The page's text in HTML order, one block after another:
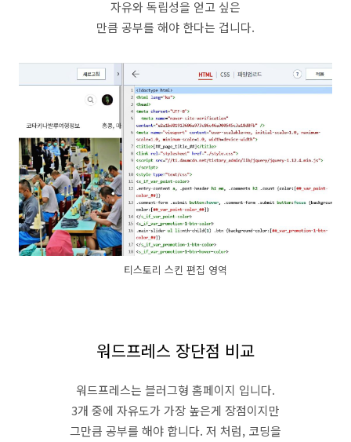
자유와 독립성을 얻고 싶은
만큼 공부를 해야 한다는 겁니다.
티스토리 스킨 편집 영역
워드프레스 장단점 비교
워드프레스는 블러그형 홈페이지 입니다.
3개 중에 자유도가 가장 높은게 장점이지만
그만큼 공부를 해야 합니다. 저 처럼, 코딩을